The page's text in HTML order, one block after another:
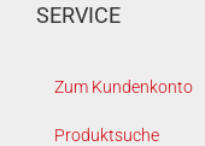
SERVICE
Zum Kundenkonto
Produktsuche